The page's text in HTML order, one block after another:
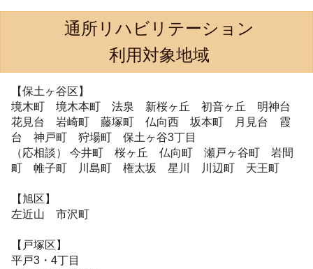
通所リハビリテーション
利用対象地域
【保土ヶ谷区】
境木町 境木本町 法泉 新桜ヶ丘 初音ヶ丘 明神台
花見台 岩崎町 藤塚町 仏向西 坂本町 月見台 霞
台 神戸町 狩場町 保土ヶ谷3丁目
（応相談） 今井町 桜ヶ丘 仏向町 瀬戸ヶ谷町 岩間
町 帷子町 川島町 権太坂 星川 川辺町 天王町
【旭区】
左近山 市沢町
【戸塚区】
平戸3・4丁目